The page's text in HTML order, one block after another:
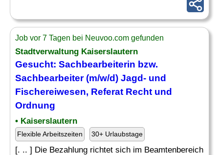
Job vor 7 Tagen bei Neuvoo.com gefunden
Stadtverwaltung Kaiserslautern
Gesucht: Sachbearbeiterin bzw.
Sachbearbeiter (m/w/d) Jagd- und
Fischereiwesen, Referat Recht und
Ordnung
• Kaiserslautern
Flexible Arbeitszeiten 30+ Urlaubstage
[. .. ] Die Bezahlung richtet sich im Beamtenbereich